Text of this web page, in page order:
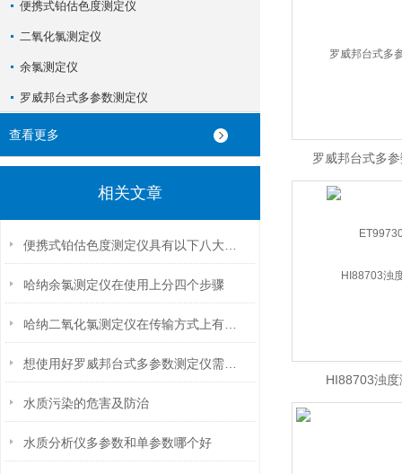
便携式铂估色度测定仪
二氧化氯测定仪
余氯测定仪
罗威邦台式多参数测定仪
查看更多
相关文章
哈纳余氯测定仪在使用上分四个步骤
水质污染的危害及防治
水质分析仪多参数和单参数哪个好
罗威邦台式多
HI88703浊